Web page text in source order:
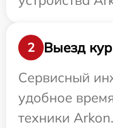
2
Выезд
Сервисный
удобное
техники